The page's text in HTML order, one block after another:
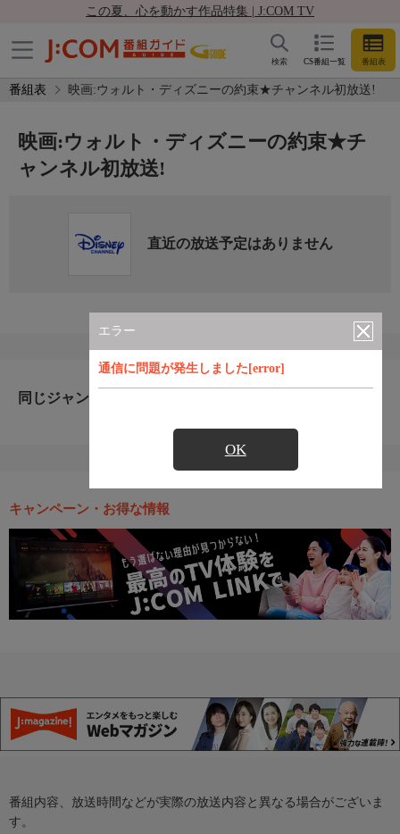
この夏、心を動かす作品特集 | J:COM TV
CS番組一覧 番組表
検索
番組表 映画:ウォルト・ディズニーの約束★チャンネル初放送!
エラー
通信に問題が発生しました[error]
OK
映画:ウォルト・ディズニーの約束★チ
ャンネル初放送!
直近の放送予定はありません
同じジャンルのおすすめ番組
キャンペーン・お得な情報
番組内容、放送時間などが実際の放送内容と異なる場合がございま
す。